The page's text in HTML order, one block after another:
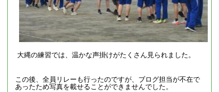
大縄の練習では、温かな声掛けがたくさん見られました。
この後、全員リレーも行ったのですが、ブログ担当が不在で
あったため写真を載せることができませんでした。